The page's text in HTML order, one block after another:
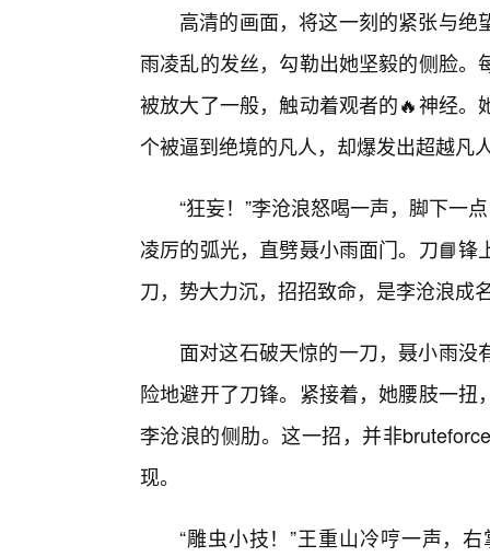
高清的画面，将这一刻的紧张与
雨凌乱的发丝，勾勒出她坚毅的侧脸
被放大了一般，触动着观者的🔥神经
个被逼到绝境的凡人，却爆发出超越凡
“狂妄！”李沧浪怒喝一声，脚下一
凌厉的弧光，直劈聂小雨面门。刀📘
刀，势大力沉，招招致命，是李沧浪成
面对这石破天惊的一刀，聂小雨
险地避开了刀锋。紧接着，她腰肢一
李沧浪的侧肋。这一招，并非
现。
“雕虫小技！”王重山冷哼一声，